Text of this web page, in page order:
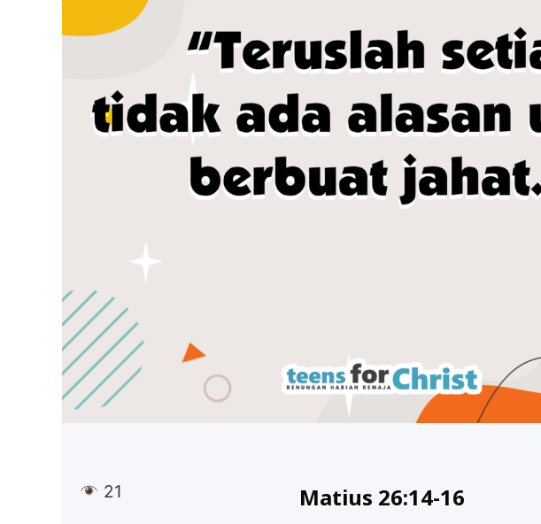
21 Matius 26:14-16